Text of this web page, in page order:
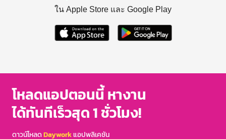
ใน Apple Store และ Google Play
โหลดแอปตอนนี้ หางาน
ได้ทันทีเร็วสุด 1 ชั่วโมง!
ดาวน์โหลดDayworkแอปพลิเคชัน